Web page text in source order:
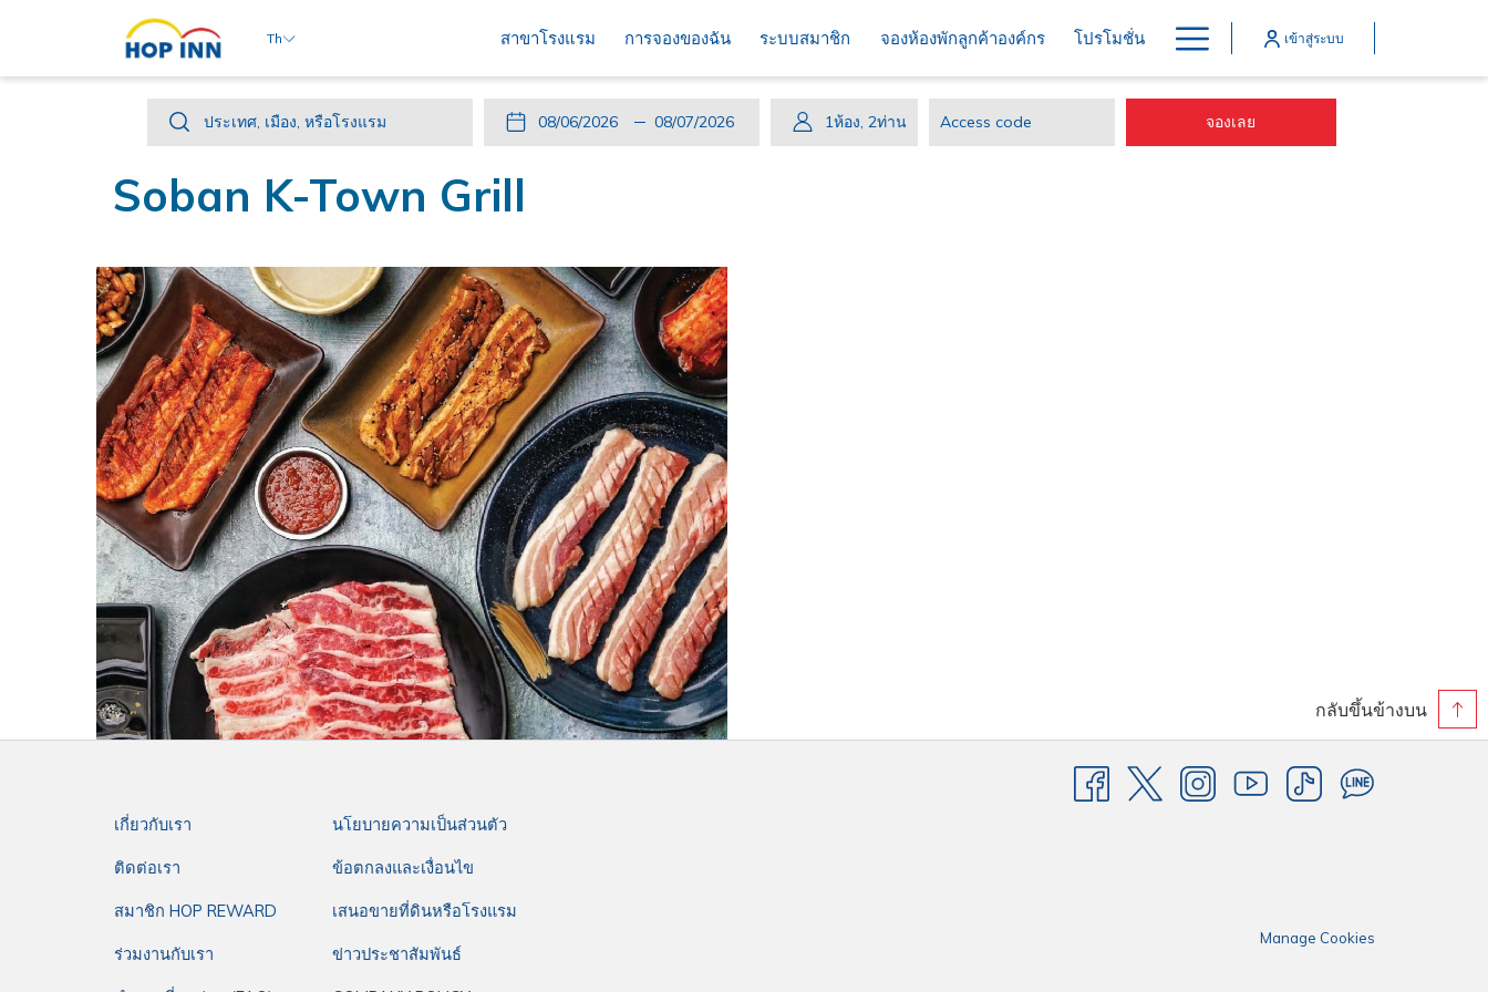
Th สาขาโรงแรม การจองของฉัน ระบบสมาชิก จองห้องพักลูกค้าองค์กร โปรโมชั่น Hamburger
Menu
เข้าสู่ระบบ
ประเทศ,
เมือง,
หรือ
โรงแรม
ประเทศ, เมือง, หรือโรงแรม
วัน
ที่
ปุ่ม
นี้
เพื่อ
ใช้
เลือก
วัน
ที่
เช็ค
อิน
วัน
เช็ค
คือ
6.
สิงหาคม
2026.
วัน
เดิน
ปุ่ม
นี้
เพื่อ
ใช้
เลือก
วัน
ที่
เช็ค
เอา
ท์
วัน
เช็ค
เลือก
คือ
7.
สิงหาคม
2026.
1ห้อง, 2ท่าน จองเลย
Soban K-Town Grill
กลับขึ้นข้างบน
Manage Cookies
เกี่ยวกับเรา นโยบายความเป็นส่วนตัว
ติดต่อเรา ข้อตกลงและเงื่อนไข
สมาชิก HOP REWARD เสนอขายที่ดินหรือโรงแรม
ร่วมงานกับเรา ข่าวประชาสัมพันธ์